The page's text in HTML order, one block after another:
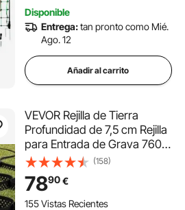
Disponible
Entrega:tan pronto como Mié.
Ago. 12
Añadir al carrito
VEVOR Rejilla de Tierra
Profundidad de 7,5 cm Rejilla
para Entrada de Grava 760 x
290 cm Base Permeable
para Césped para Estabilizar
Entradas de Vehículos,
Jardines, Patios en Terrenos
(158)
7890€
155 Vistas Recientes